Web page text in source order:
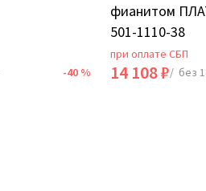
-40 %
фианитом
501-1110-38
при оплате СБП
14 108 ₽/ без